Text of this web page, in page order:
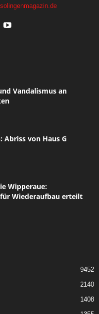
Vandalismus an
Abriss von Haus G
Wipperaue:
Wiederaufbau erteilt
9452
2140
1408